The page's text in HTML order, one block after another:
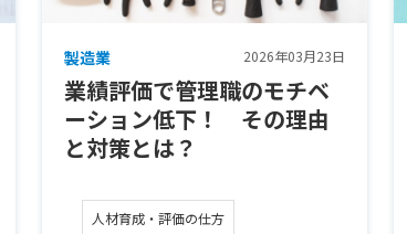
製造業 2026年03月23日
業績評価で管理職のモチベ
ーション低下！ その理由
と対策とは？
人材育成・評価の仕方